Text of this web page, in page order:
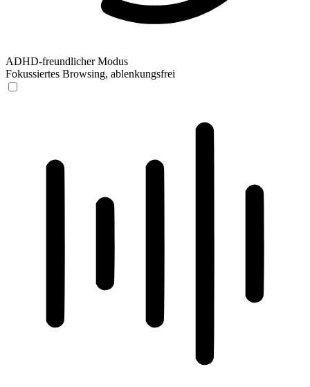
ADHD-freundlicher Modus
Fokussiertes Browsing, ablenkungsfrei